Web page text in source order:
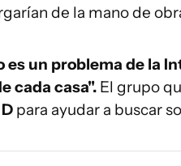
de la mano de
es un problema de la
cada casa". El grupo
para ayudar a buscar